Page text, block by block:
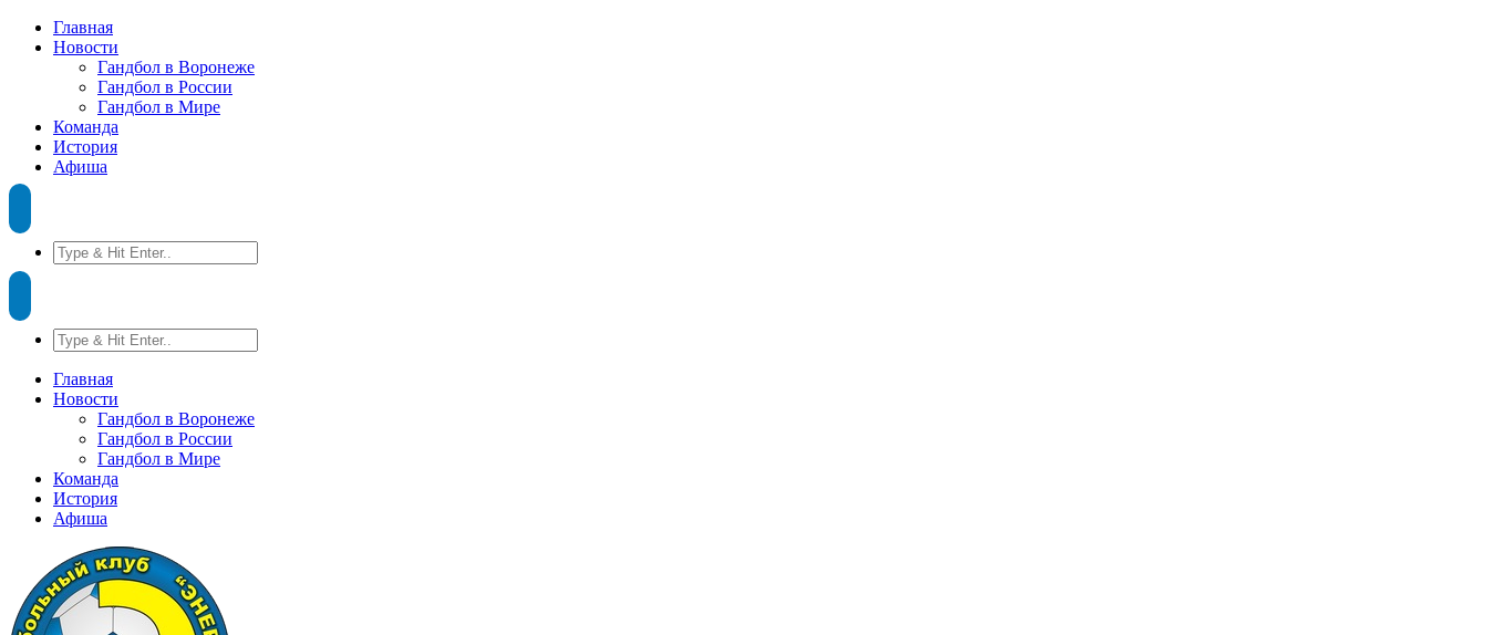
Главная
Новости
Гандбол в Воронеже
Гандбол в России
Гандбол в Мире
Команда
История
Афиша
Главная
Новости
Гандбол в Воронеже
Гандбол в России
Гандбол в Мире
Команда
История
Афиша